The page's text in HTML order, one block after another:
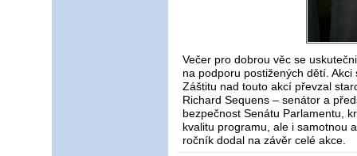
Večer pro dobrou věc se
na podporu postižených dětí.
Záštitu nad touto akcí převzal
Richard Sequens – senátor a
bezpečnost Senátu Parlamentu,
kvalitu programu, ale i samotnou
ročník dodal na závěr celé akce.